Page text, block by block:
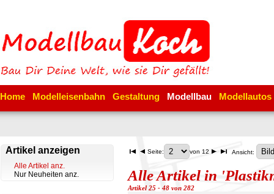
Home Modelleisenbahn Gestaltung Modellbau Modellautos
Artikel anzeigen
Alle Artikel anz.
Nur Neuheiten anz.
Seite: von 12 Ansicht:
Alle Artikel in
Artikel 25 - 48 von 282